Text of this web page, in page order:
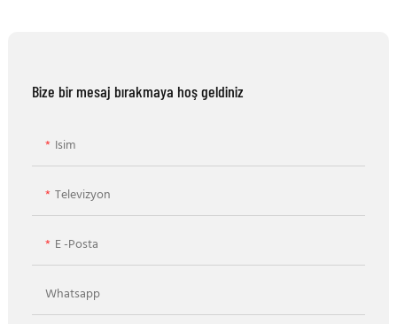
Bize bir mesaj bırakmaya hoş geldiniz
Isim
Televizyon
E -posta
Whatsapp